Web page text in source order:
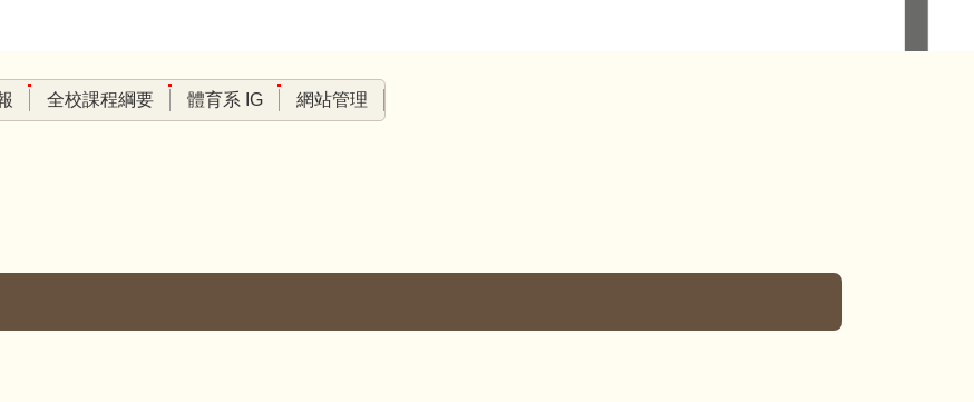
全校課程綱要 體育系 IG 網站管理